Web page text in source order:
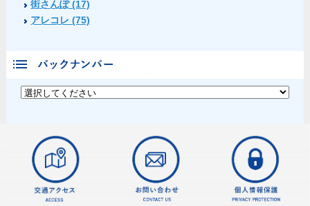
街さんぽ (17)
アレコレ (75)